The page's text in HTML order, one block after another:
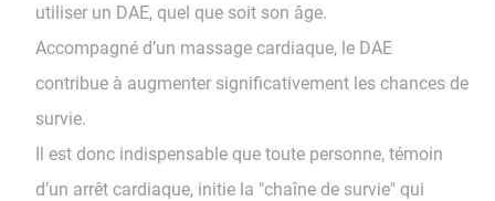
utiliser un DAE, quel que soit son âge.
Accompagné d’un massage cardiaque, le DAE
contribue à augmenter significativement les chances de
survie.
​​​​​​​Il est donc indispensable que toute personne, témoin
d’un arrêt cardiaque, initie la "chaîne de survie" qui